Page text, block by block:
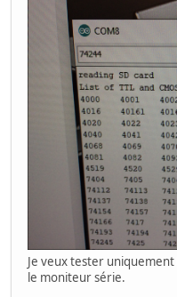
Je veux tester
le moniteur série.